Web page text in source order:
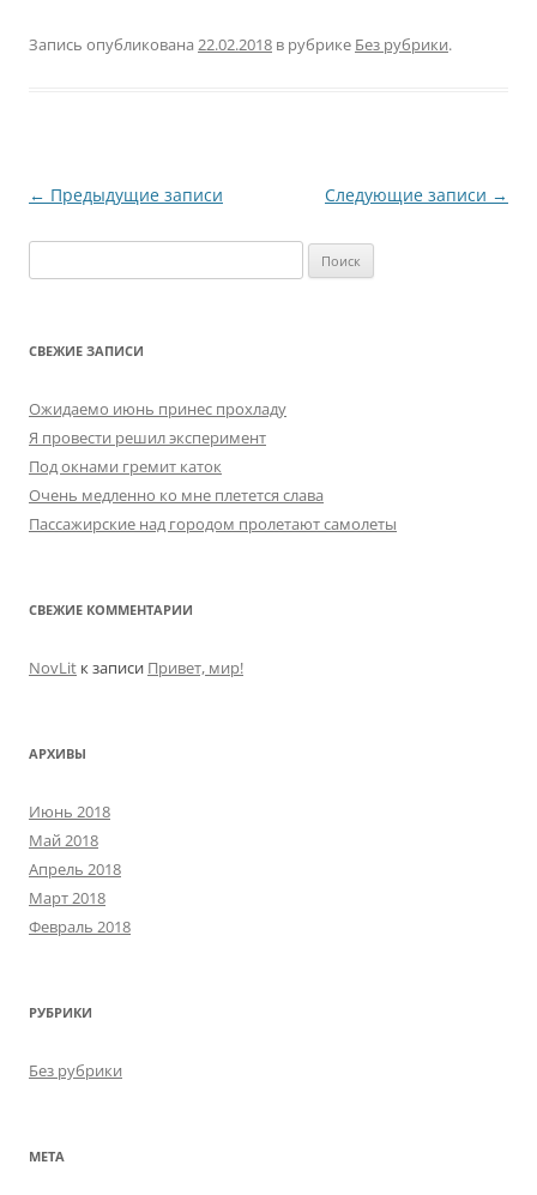
Запись опубликована 22.02.2018 в рубрике Без рубрики.
Навигация
← Предыдущие записи Следующие записи →
СВЕЖИЕ ЗАПИСИ
Ожидаемо июнь принес прохладу
Я провести решил эксперимент
Под окнами гремит каток
Очень медленно ко мне плетется слава
Пассажирские над городом пролетают самолеты
СВЕЖИЕ КОММЕНТАРИИ
NovLit к записи Привет, мир!
АРХИВЫ
Июнь 2018
Май 2018
Апрель 2018
Март 2018
Февраль 2018
РУБРИКИ
Без рубрики
МЕТА